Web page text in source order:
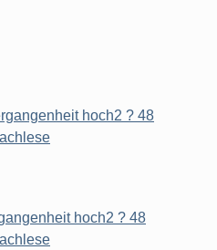
hoch2 ? 48
hoch2 ? 48